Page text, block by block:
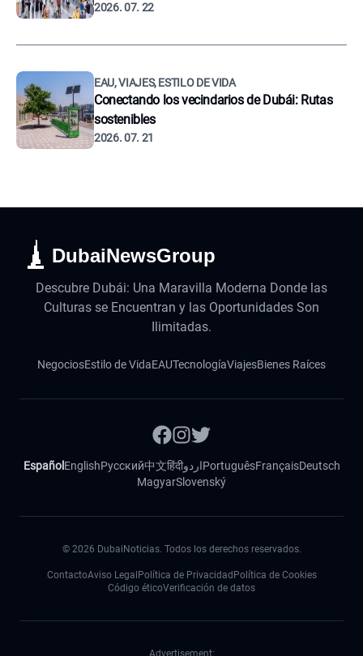
2026. 07. 22
EAU, VIAJES, ESTILO DE VIDA
Conectando los vecindarios de Dubái: Rutas
sostenibles
2026. 07. 21
DubaiNewsGroup
Descubre Dubái: Una Maravilla Moderna Donde las
Culturas se Encuentran y las Oportunidades Son
Ilimitadas.
NegociosEstilo de VidaEAUTecnologíaViajesBienes Raíces
Español EnglishРусский中文हिंदीاردوPortuguêsFrançaisDeutsch
MagyarSlovenský
© 2026 DubaiNoticias. Todos los derechos reservados.
ContactoAviso Legal Política de Privacidad Política de Cookies
Código éticoVerificación de datos
Advertisement: